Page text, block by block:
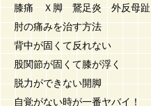
膝痛 Ｘ脚 鵞足炎 外反母趾
肘の痛みを治す方法
背中が固くて反れない
股関節が固くて膝が浮く
脱力ができない開脚
自覚がない時が一番ヤバイ！